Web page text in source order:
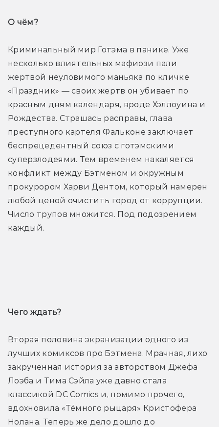
О чём?
Криминальный мир Готэма в панике. Уже
несколько влиятельных мафиози пали
жертвой неуловимого маньяка по кличке
«Праздник» — своих жертв он убивает по
красным дням календаря, вроде Хэллоуина и
Рождества. Страшась расправы, глава
преступного картеля Фальконе заключает
беспрецедентный союз с готэмскими
суперзлодеями. Тем временем накаляется
конфликт между Бэтменом и окружным
прокурором Харви Дентом, который намерен
любой ценой очистить город от коррупции.
Число трупов множится. Под подозрением
каждый.
Чего ждать?
Вторая половина экранизации одного из
лучших комиксов про Бэтмена. Мрачная, лихо
закрученная история за авторством Джефа
Лоэба и Тима Сэйла уже давно стала
классикой DC Comics и, помимо прочего,
вдохновила «Тёмного рыцаря» Кристофера
Нолана. Теперь же дело дошло до